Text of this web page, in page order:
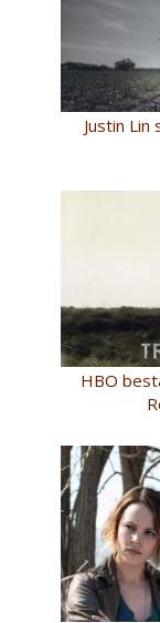
Justin
HBO